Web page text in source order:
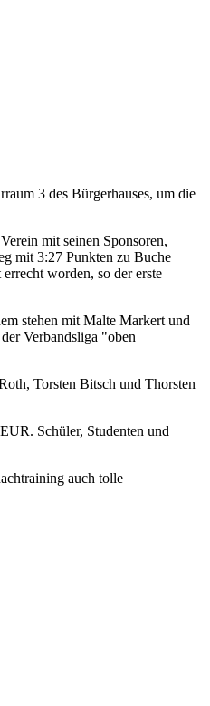
3 des Bürgerhauses, um die
mit seinen Sponsoren,
mit 3:27 Punkten zu Buche
worden, so der erste
stehen mit Malte Markert und
Verbandsliga "oben
Torsten Bitsch und Thorsten
Schüler, Studenten und
auch tolle